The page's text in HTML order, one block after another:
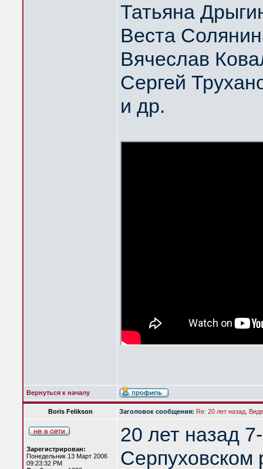
Татьяна
Веста
Вячеслав
Сергей
и др.
Вернуться к началу
Boris Felikson Заголовок сообщения: Re: 20 лет назад.
Зарегистрирован:
Понедельник 13 Март 2006
09:23:32 PM
20 лет назад
Серпуховском